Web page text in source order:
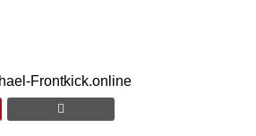
Frontkick.online